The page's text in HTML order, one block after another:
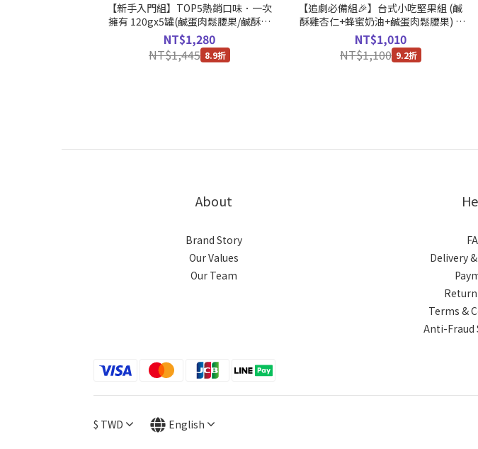
【新手入門組】TOP5熱銷口味．一次
擁有 120gx5罐(鹹蛋肉鬆腰果/鹹酥雞
杏仁/三星香蔥腰果/玉米濃湯腰果/牛肉
麵杏仁)
NT$1,280
NT$1,445 8.9折
【追劇必備組🎉】台式小吃堅果組 (鹹
酥雞杏仁+蜂蜜奶油+鹹蛋肉鬆腰果) 6
入/盒
NT$1,010
NT$1,100 9.2折
About
Brand Story
Our Values
Our Team
Delivery
Terms &
Anti-
$ TWD English